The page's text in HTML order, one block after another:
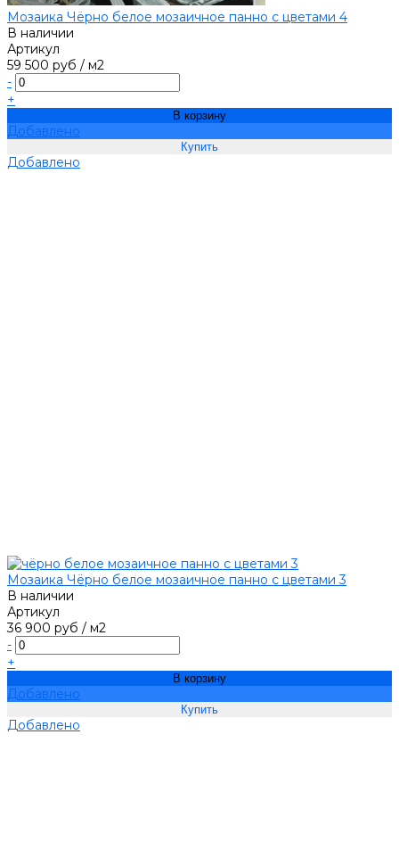
Мозаика Чёрно белое мозаичное панно с цветами 4
В наличии
Артикул
59 500 руб / м2
-
+
В корзину
Добавлено
Добавлено
Мозаика Чёрно белое мозаичное панно с цветами 3
В наличии
Артикул
36 900 руб / м2
-
+
В корзину
Добавлено
Добавлено